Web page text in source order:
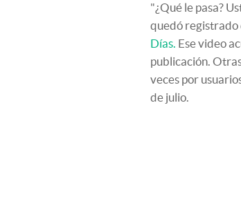
"¿Qué le pasa?
quedó registrado
Días. Ese video
publicación.
veces por
de julio.